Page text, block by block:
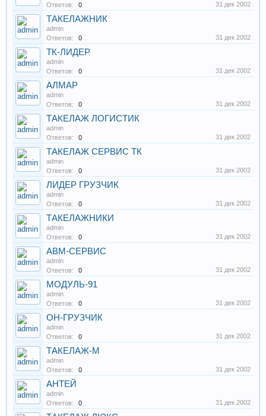
Ответов:
0 31 дек 2002
ТАКЕЛАЖНИК
admin
Ответов:
0 31 дек 2002
ТК-ЛИДЕР
admin
Ответов:
0 31 дек 2002
АЛМАР
admin
Ответов:
0 31 дек 2002
ТАКЕЛАЖ ЛОГИСТИК
admin
Ответов:
0 31 дек 2002
ТАКЕЛАЖ СЕРВИС ТК
admin
Ответов:
0 31 дек 2002
ЛИДЕР ГРУЗЧИК
admin
Ответов:
0 31 дек 2002
ТАКЕЛАЖНИКИ
admin
Ответов:
0 31 дек 2002
АВМ-СЕРВИС
admin
Ответов:
0 31 дек 2002
МОДУЛЬ-91
admin
Ответов:
0 31 дек 2002
ОН-ГРУЗЧИК
admin
Ответов:
0 31 дек 2002
ТАКЕЛАЖ-М
admin
Ответов:
0 31 дек 2002
АНТЕЙ
admin
Ответов:
0 31 дек 2002